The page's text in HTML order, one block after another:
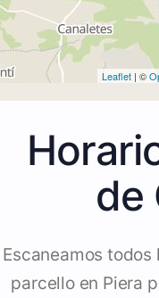
Leaflet | ©
de
Escaneamos
parcello en Piera